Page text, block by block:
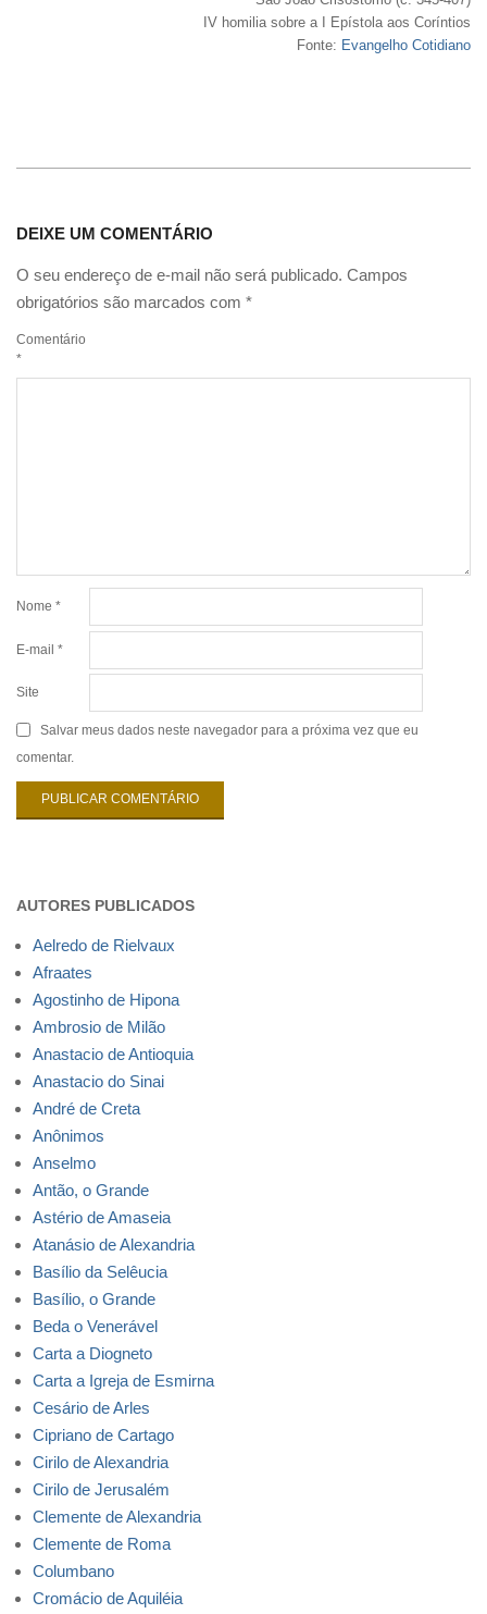
IV homilia sobre a I Epístola aos Coríntios
Fonte: Evangelho Cotidiano
DEIXE UM COMENTÁRIO
O seu endereço de e-mail não será publicado. Campos
obrigatórios são marcados com *
Comentário
*
Nome *
E-mail *
Site
Salvar meus dados neste navegador para a próxima vez que eu
comentar.
AUTORES PUBLICADOS
Aelredo de Rielvaux
Afraates
Agostinho de Hipona
Ambrosio de Milão
Anastacio de Antioquia
Anastacio do Sinai
André de Creta
Anônimos
Anselmo
Antão, o Grande
Astério de Amaseia
Atanásio de Alexandria
Basílio da Selêucia
Basílio, o Grande
Beda o Venerável
Carta a Diogneto
Carta a Igreja de Esmirna
Cesário de Arles
Cipriano de Cartago
Cirilo de Alexandria
Cirilo de Jerusalém
Clemente de Alexandria
Clemente de Roma
Columbano
Cromácio de Aquiléia